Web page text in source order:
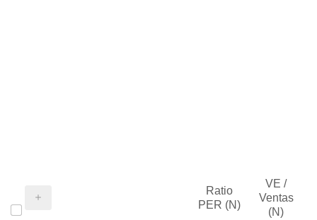
Ratio
PER (N)
VE /
Ventas
(N)